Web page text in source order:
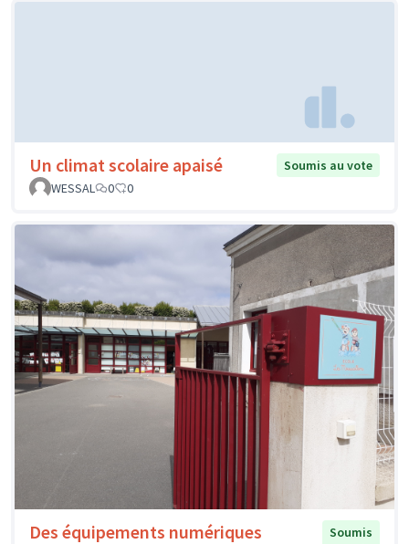
Un climat scolaire apaisé
Soumis au vote
WESSAL
0 0
Des équipements numériques
Soumis